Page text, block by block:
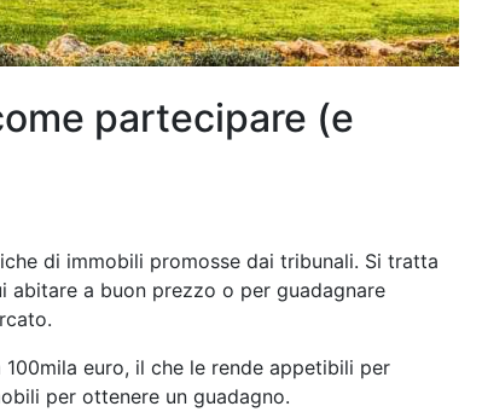
partecipare (e
di immobili promosse dai tribunali. Si tratta
a buon prezzo o per guadagnare
euro, il che le rende appetibili per
per ottenere un guadagno.